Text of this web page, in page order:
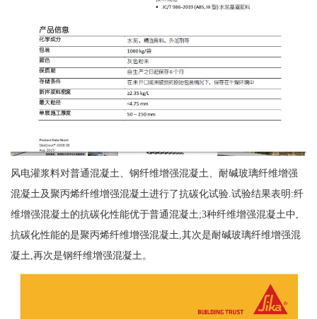
风电灌浆料对普通混凝土、钢纤维增强混凝土、耐碱玻璃纤维增强
混凝土及聚丙烯纤维增强混凝土进行了抗碳化试验.试验结果表明:纤
维增强混凝土的抗碳化性能优于普通混凝土;3种纤维增强混凝土中,
抗碳化性能的是聚丙烯纤维增强混凝土,其次是耐碱玻璃纤维增强混
凝土,再次是钢纤维增强混凝土。